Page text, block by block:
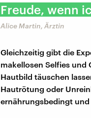
Freude, wenn
Alice Martin, Ärztin
Gleichzeitig gibt die
makellosen Selfies
Hautbild täuschen
Hautrötung oder
ernährungsbedingt